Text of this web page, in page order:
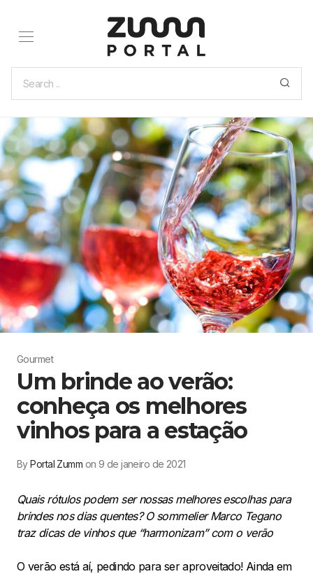
Gourmet
Um brinde ao verão:
conheça os melhores
vinhos para a estação
ByPortal Zumm on 9 de janeiro de 2021
Quais rótulos podem ser nossas melhores escolhas para
brindes nos dias quentes? O sommelier Marco Tegano
traz dicas de vinhos que “harmonizam” com o verão
O verão está aí, pedindo para ser aproveitado! Ainda em